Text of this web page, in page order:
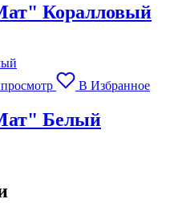
Коралловый
В Избранное
Белый